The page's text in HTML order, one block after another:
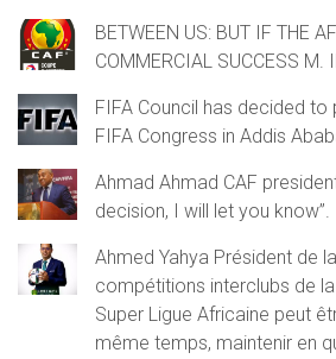
BETWEEN US: BUT IF THE
COMMERCIAL SUCCESS M.
FIFA Council has decided
FIFA Congress in Addis
Ahmad Ahmad CAF
decision, I will let you know”.
Ahmed Yahya Président de
compétitions interclubs de
Super Ligue Africaine peut
même temps, maintenir en